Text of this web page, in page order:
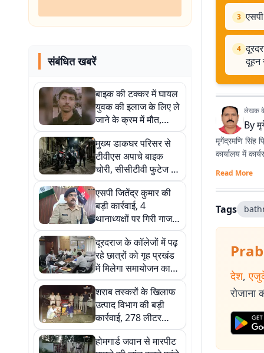
संबंधित खबरें
बाइक की टक्कर में घायल
युवक की इलाज के लिए ले
जाने के क्रम में मौत,
परिजनों में कोहराम
मुख्य डाकघर परिसर से
टीवीएस अपाचे बाइक
चोरी, सीसीटीवी फुटेज में
कैद हुआ चोर
एसपी जितेंद्र कुमार की
बड़ी कार्रवाई, 4
थानाध्यक्षों पर गिरी गाज;
पुलिस महकमे में हड़कंप
दूरदराज के कॉलेजों में पढ़
रहे छात्रों को गृह प्रखंड
में मिलेगा समायोजन का
मौका, डीएम विनोद दूहन ने
दिए निर्देश
शराब तस्करों के खिलाफ
उत्पाद विभाग की बड़ी
कार्रवाई, 278 लीटर
विदेशी शराब व बीयर के
साथ दो गिरफ्तार; 2
होमगार्ड जवान से मारपीट
3
4
दूहन
लेखक के
By
मृगेंद्रमणि सिंह
कार्यालय में
Read More
Tags
देश,
रोजाना